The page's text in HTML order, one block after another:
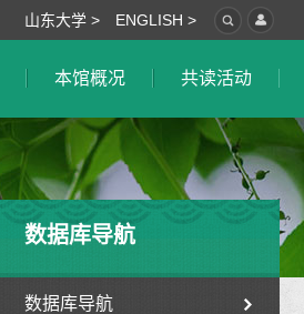
山东大学 > ENGLISH >
本馆概况 共读活动
数据库导航
数据库导航